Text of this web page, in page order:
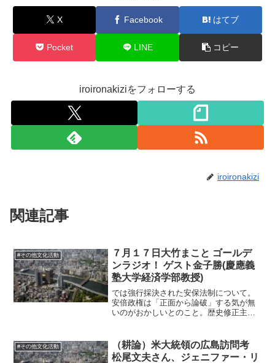
X Facebook はてブ
Pocket LINE コピー
iroironakiziをフォローする
iroironakizi
関連記事
#その他文化活動
７月１７日大竹まこと ゴールデ
ンラジオ！ ゲスト金子勝(慶應義
塾大学経済学部教授)
では強行採決された安保法制について。
安倍政権は「正面から論破」する気が無
いのがおかしいとのこと。歴史修正主義
塗して「ある意見」にするのが彼らの最
終目的なのです。出来てい...
#その他文化活動
（耕論）米大統領の広島訪問考
松尾文夫さん、ジェニファー・リ